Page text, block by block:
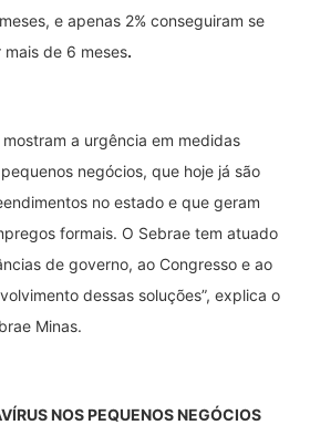
e apenas 2% conseguiram se
de 6 meses.
a urgência em medidas
negócios, que hoje já são
no estado e que geram
formais. O Sebrae tem atuado
de governo, ao Congresso e ao
dessas soluções”, explica o
Minas.
NOS PEQUENOS NEGÓCIOS